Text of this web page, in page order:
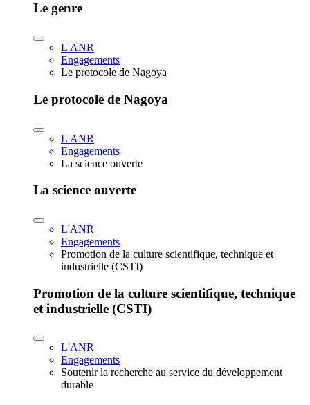
Le genre
L'ANR
Engagements
Le protocole de Nagoya
Le protocole de Nagoya
L'ANR
Engagements
La science ouverte
La science ouverte
L'ANR
Engagements
Promotion de la culture scientifique, technique et
industrielle (CSTI)
Promotion de la culture scientifique, technique
et industrielle (CSTI)
L'ANR
Engagements
Soutenir la recherche au service du développement
durable